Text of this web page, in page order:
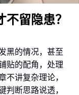
留隐患？
黑的情况，甚至
贴的配角，处理
不讲复杂理论，
判断思路说透，